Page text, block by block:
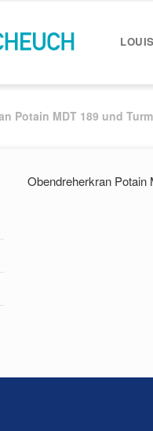
Potain MDT 189 und
Obendreherkran Potain